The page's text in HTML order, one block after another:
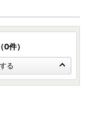
ー保証の期間は変わ
お客様組み立てとな
。
（0件）
る